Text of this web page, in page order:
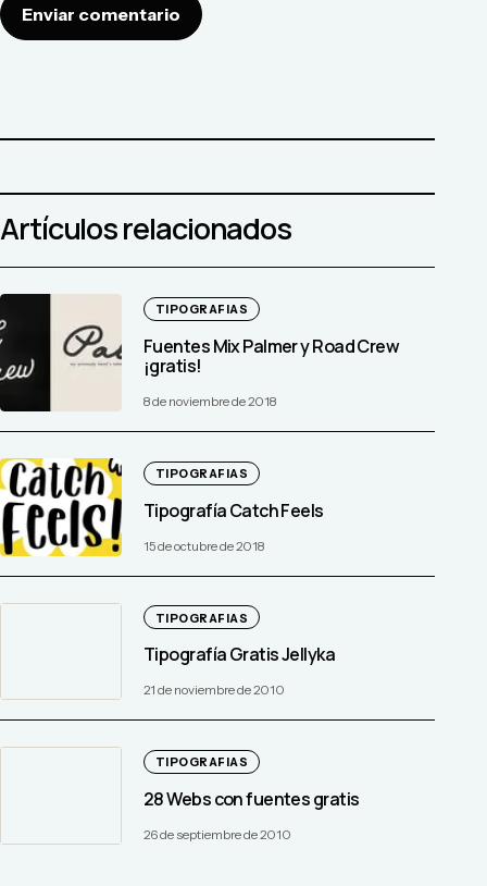
Enviar comentario
Artículos relacionados
TIPOGRAFIAS
Fuentes Mix Palmer y Road Crew
¡gratis!
8 de noviembre de 2018
TIPOGRAFIAS
Tipografía Catch Feels
15 de octubre de 2018
TIPOGRAFIAS
Tipografía Gratis Jellyka
21 de noviembre de 2010
TIPOGRAFIAS
28 Webs con fuentes gratis
26 de septiembre de 2010